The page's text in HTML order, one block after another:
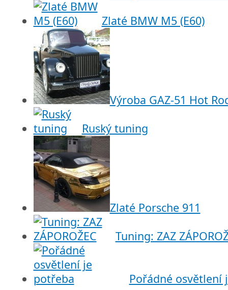
Zlaté BMW M5 (E60)
Výroba GAZ-51 Hot
Ruský tuning
Zlaté Porsche 911
Tuning: ZAZ
Pořádné osvětlení